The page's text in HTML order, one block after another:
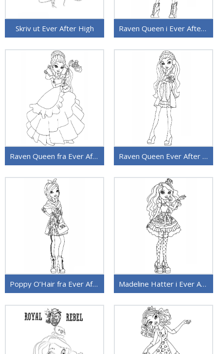
Skriv ut Ever After High Raven Queen i Ever After High
Raven Queen fra Ever After High Raven Queen Ever After High
Poppy O’Hair fra Ever After High Madeline Hatter i Ever After High